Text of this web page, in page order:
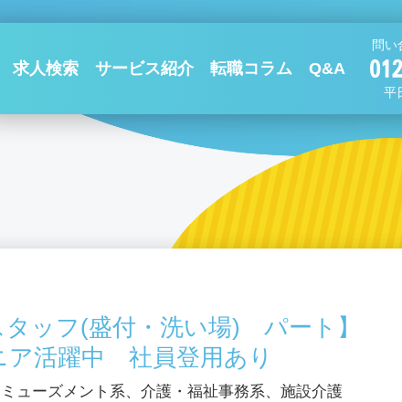
求人検索 サービス紹介 転職コラム Q&A
問い
平
ッフ(盛付・洗い場) パート】
活躍中 社員登用あり
ューズメント系、介護・福祉事務系、施設介護